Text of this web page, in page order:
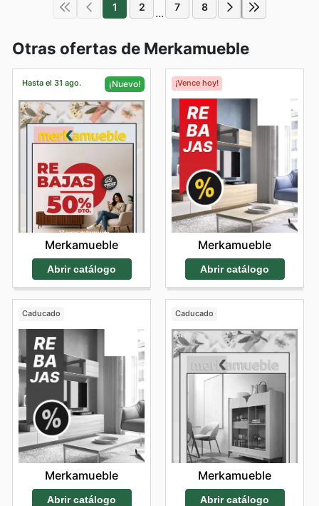
1 2 ... 7 8
Otras ofertas de Merkamueble
Hasta el 31 ago. ¡Nuevo!
Merkamueble
Abrir catálogo
¡Vence hoy!
Merkamueble
Abrir catálogo
Caducado
Merkamueble
Abrir catálogo
Caducado
Merkamueble
Abrir catálogo